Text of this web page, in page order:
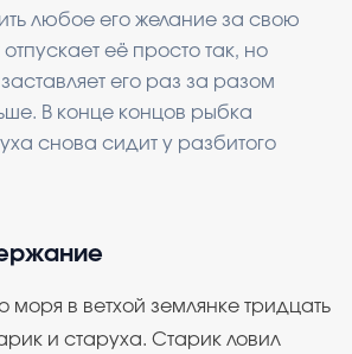
любое его желание за свою
её просто так, но
его раз за разом
В конце концов рыбка
снова сидит у разбитого
моря в ветхой землянке тридцать
и старуха. Старик ловил